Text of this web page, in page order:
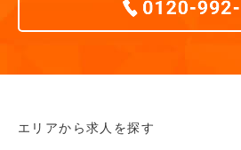
エリアから求人を探す